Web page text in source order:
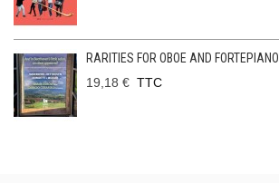
RARITIES FOR OBOE AND FORTEPIANO
19,18 € TTC